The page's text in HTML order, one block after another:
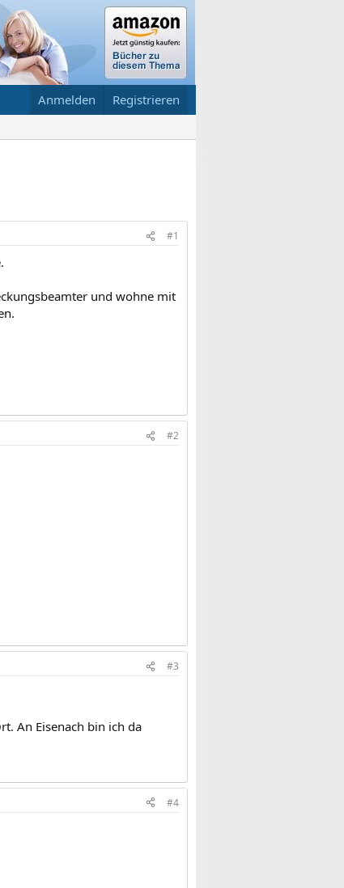
Anmelden Registrieren
#1
und wohne mit
#2
#3
An Eisenach bin ich da
#4